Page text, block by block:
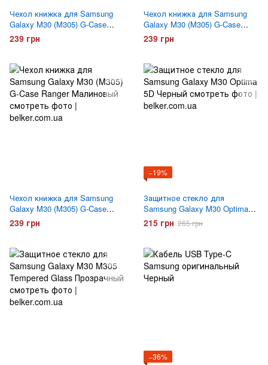
Чехол книжка для Samsung
Galaxy M30 (M305) G-Case
Ranger Золотой
239 грн
Чехол книжка для Samsung
Galaxy M30 (M305) G-Case
Ranger Серый
239 грн
Чехол книжка для Samsung
Galaxy M30 (M305) G-Case
Ranger Малиновый
239 грн
−19%
Защитное стекло для
Samsung Galaxy M30 Optima
5D Черное
215 грн 265 грн
−36%